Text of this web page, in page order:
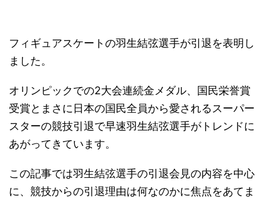
フィギュアスケートの羽生結弦選手が引退を表明し
ました。
オリンピックでの2大会連続金メダル、国民栄誉賞
受賞とまさに日本の国民全員から愛されるスーパー
スターの競技引退で早速羽生結弦選手がトレンドに
あがってきています。
この記事では羽生結弦選手の引退会見の内容を中心
に、競技からの引退理由は何なのかに焦点をあてま